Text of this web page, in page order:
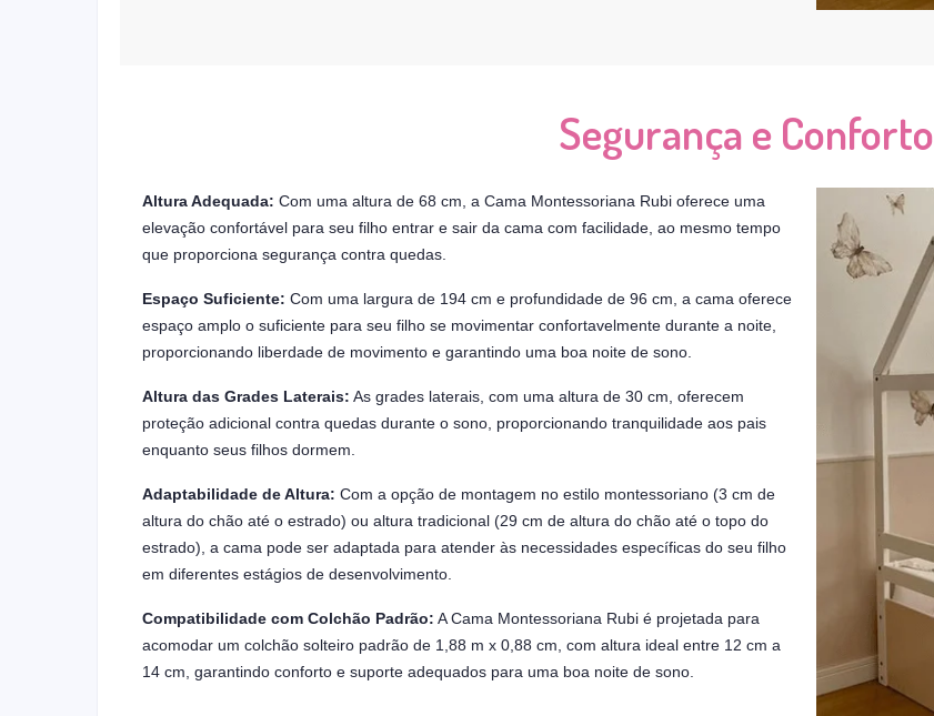
Segurança e Conforto
Altura Adequada: Com uma altura de 68 cm, a Cama Montessoriana Rubi oferece uma
elevação confortável para seu filho entrar e sair da cama com facilidade, ao mesmo tempo
que proporciona segurança contra quedas.
Espaço Suficiente: Com uma largura de 194 cm e profundidade de 96 cm, a cama oferece
espaço amplo o suficiente para seu filho se movimentar confortavelmente durante a noite,
proporcionando liberdade de movimento e garantindo uma boa noite de sono.
Altura das Grades Laterais: As grades laterais, com uma altura de 30 cm, oferecem
proteção adicional contra quedas durante o sono, proporcionando tranquilidade aos pais
enquanto seus filhos dormem.
Adaptabilidade de Altura: Com a opção de montagem no estilo montessoriano (3 cm de
altura do chão até o estrado) ou altura tradicional (29 cm de altura do chão até o topo do
estrado), a cama pode ser adaptada para atender às necessidades específicas do seu filho
em diferentes estágios de desenvolvimento.
Compatibilidade com Colchão Padrão: A Cama Montessoriana Rubi é projetada para
acomodar um colchão solteiro padrão de 1,88 m x 0,88 cm, com altura ideal entre 12 cm a
14 cm, garantindo conforto e suporte adequados para uma boa noite de sono.